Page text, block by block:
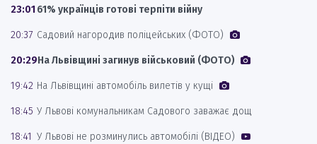
23:01 61% українців готові терпіти війну
20:37 Садовий нагородив поліцейських (ФОТО)
20:29На Львівщині загинув військовий (ФОТО)
19:42 На Львівщині автомобіль вилетів у кущі
18:45 У Львові комунальникам Садового заважає дощ
18:41 У Львові не розминулись автомобілі (ВІДЕО)